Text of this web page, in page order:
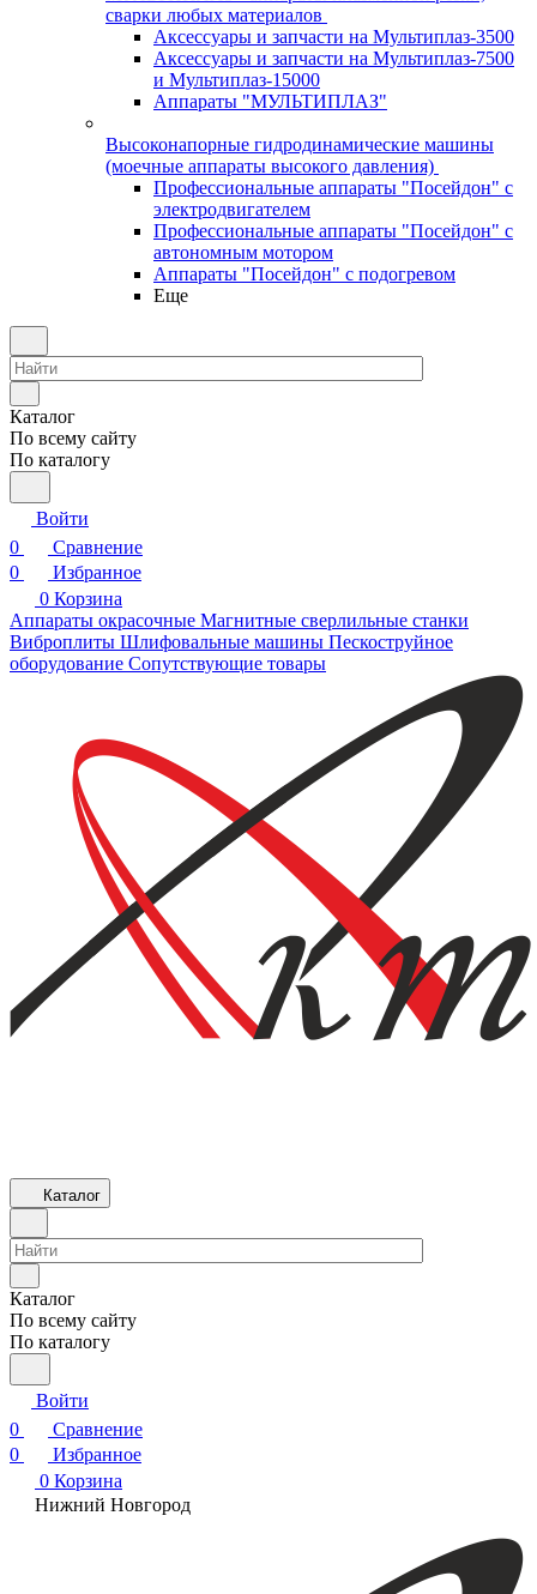
сварки любых материалов
Аксессуары и запчасти на Мультиплаз-3500
Аксессуары и запчасти на Мультиплаз-7500
и Мультиплаз-15000
Аппараты "МУЛЬТИПЛАЗ"
Высоконапорные гидродинамические машины
(моечные аппараты высокого давления)
Профессиональные аппараты "Посейдон" с
электродвигателем
Профессиональные аппараты "Посейдон" с
автономным мотором
Аппараты "Посейдон" с подогревом
Еще
Каталог
По всему сайту
По каталогу
Войти
0
Сравнение
0
Избранное
0 Корзина
Аппараты окрасочные Магнитные сверлильные станки
Виброплиты Шлифовальные машины Пескоструйное
оборудование Сопутствующие товары
Каталог
Каталог
По всему сайту
По каталогу
Войти
0
Сравнение
0
Избранное
0 Корзина
Нижний Новгород